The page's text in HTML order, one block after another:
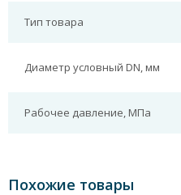
Тип товара
Диаметр условный DN, мм
Рабочее давление, МПа
Похожие товары